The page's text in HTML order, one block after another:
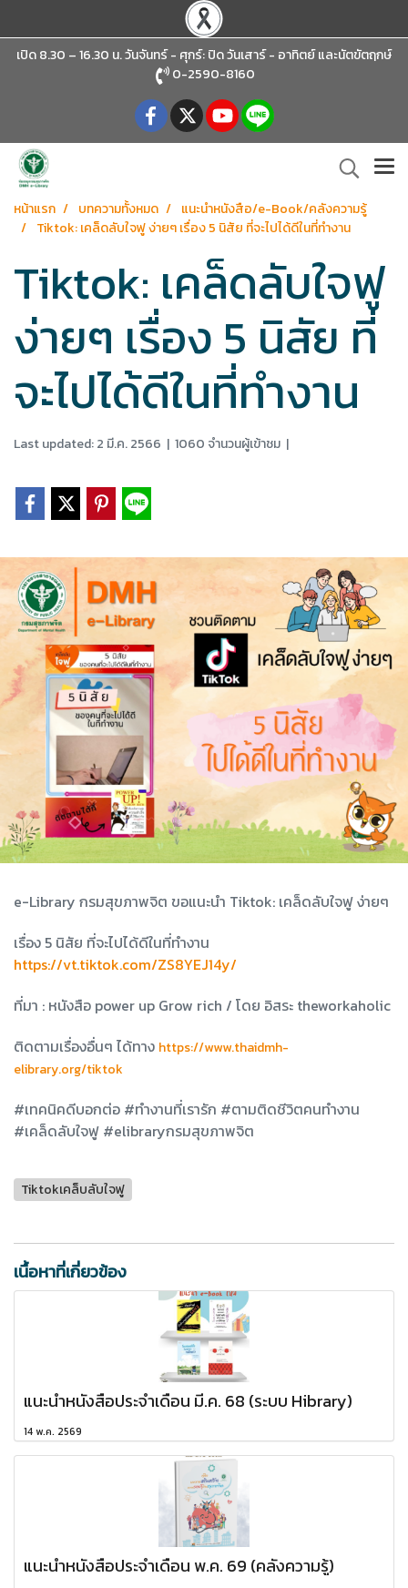
เปิด 8.30 – 16.30 น. วันจันทร์ - ศุกร์: ปิด วันเสาร์ - อาทิตย์และนัตขัตฤกษ์
0-2590-8160
หน้าแรก บทความทั้งหมด
แนะนำหนังสือ/e-Book/คลังความรู้
Tiktok: เคล็ดลับใจฟู ง่ายๆ เรื่อง 5 นิสัย ที่จะไปได้ดีในที่ทำงาน
Tiktok: เคล็ดลับใจฟู
ง่ายๆ เรื่อง 5 นิสัย ที่
จะไปได้ดีในที่ทำงาน
Last updated: 2 มี.ค. 2566 | 1060 จำนวนผู้เข้าชม |
e-Library กรมสุขภาพจิต ขอแนะนำ Tiktok: เคล็ดลับใจฟู ง่ายๆ
เรื่อง 5 นิสัย ที่จะไปได้ดีในที่ทำงาน
https://vt.tiktok.com/ZS8YEJ14y/
ที่มา : หนังสือ power up Grow rich / โดย อิสระ theworkaholic
ติดตามเรื่องอื่นๆ ได้ทาง https://www.thaidmh-
elibrary.org/tiktok
#เทคนิคดีบอกต่อ #ทํางานที่เรารัก #ตามติดชีวิตคนทํางาน
#เคล็ดลับใจฟู #elibraryกรมสุขภาพจิต
Tiktokเคล็บลับใจฟู
เนื้อหาที่เกี่ยวข้อง
แนะนำหนังสือประจำเดือน มี.ค. 68 (ระบบ Hibrary)
14 พ.ค. 2569
แนะนำหนังสือประจำเดือน พ.ค. 69 (คลังความรู้)